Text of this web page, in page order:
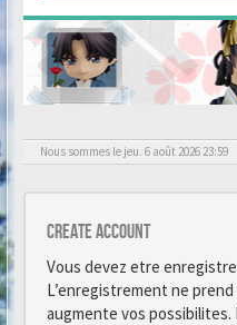
Nous sommes le jeu. 6 août 2026 23:59
Create account
Vous devez etre
L’enregistrement ne
augmente vos